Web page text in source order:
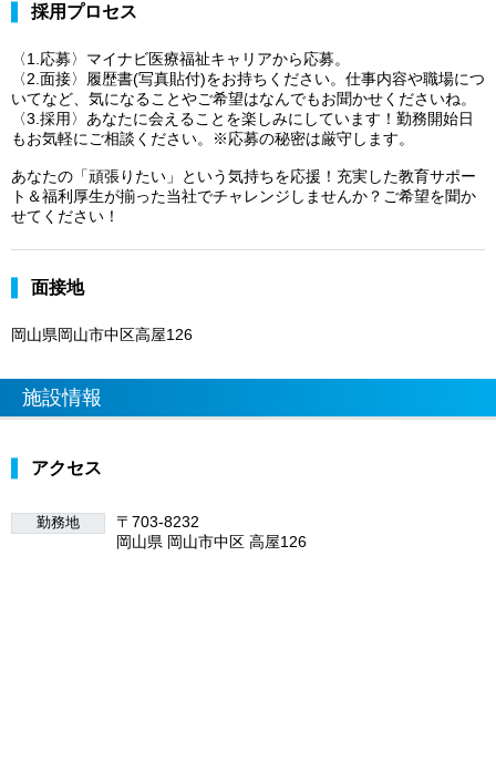
採用プロセス
〈1.応募〉マイナビ医療福祉キャリアから応募。
〈2.面接〉履歴書(写真貼付)をお持ちください。仕事内容や職場につ
いてなど、気になることやご希望はなんでもお聞かせくださいね。
〈3.採用〉あなたに会えることを楽しみにしています！勤務開始日
もお気軽にご相談ください。※応募の秘密は厳守します。
あなたの「頑張りたい」という気持ちを応援！充実した教育サポー
ト＆福利厚生が揃った当社でチャレンジしませんか？ご希望を聞か
せてください！
面接地
岡山県岡山市中区高屋126
施設情報
アクセス
勤務地
〒703-8232
岡山県 岡山市中区 高屋126